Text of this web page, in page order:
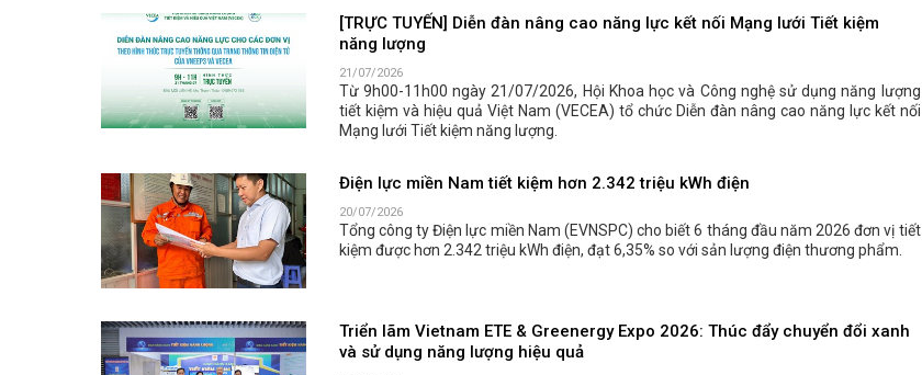
[TRỰC TUYẾN] Diễn đàn nâng cao năng lực kết nối Mạng lưới Tiết kiệm
năng lượng
21/07/2026
Từ 9h00-11h00 ngày 21/07/2026, Hội Khoa học và Công nghệ sử dụng năng lượng
tiết kiệm và hiệu quả Việt Nam (VECEA) tổ chức Diễn đàn nâng cao năng lực kết nối
Mạng lưới Tiết kiệm năng lượng.
Điện lực miền Nam tiết kiệm hơn 2.342 triệu kWh điện
20/07/2026
Tổng công ty Điện lực miền Nam (EVNSPC) cho biết 6 tháng đầu năm 2026 đơn vị tiết
kiệm được hơn 2.342 triệu kWh điện, đạt 6,35% so với sản lượng điện thương phẩm.
Triển lãm Vietnam ETE & Greenergy Expo 2026: Thúc đẩy chuyển đổi xanh
và sử dụng năng lượng hiệu quả